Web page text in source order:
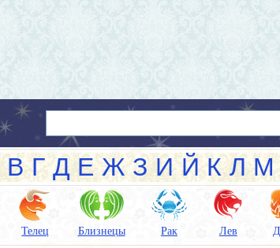
В Г Д Е Ж З И Й К Л М
Телец Близнецы Рак Лев